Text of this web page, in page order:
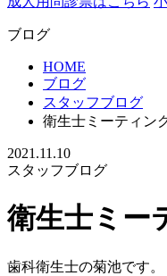
ブログ
HOME
ブログ
スタッフブログ
衛生士ミーティン
2021.11.10
スタッフブログ
衛生士ミー
歯科衛生士の菊池です。